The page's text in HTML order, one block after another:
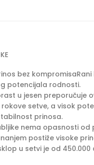
bez
potencijala rodnosti.
u jesen preporučuje
rokove setve, a visok
prinosa.
nema opasnosti od
postiže visoke
u setvi je od 450.000